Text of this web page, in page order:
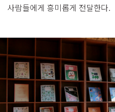
사람들에게 흥미롭게 전달한다.